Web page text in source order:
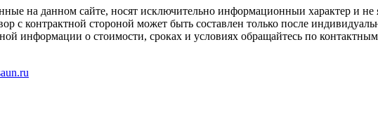
на данном сайте, носят исключительно информационныи характер и не
с контрактной стороной может быть составлен только после
информации о стоимости, сроках и условиях обращайтесь по